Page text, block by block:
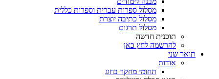
מסלול ספרות עברית וספרות כללית
מסלול כתיבה יוצרת
מסלול תרגום
תוכנית חדשה
להרשמה לחץ כאן
תואר שני
אודות
תחומי מחקר בחוג